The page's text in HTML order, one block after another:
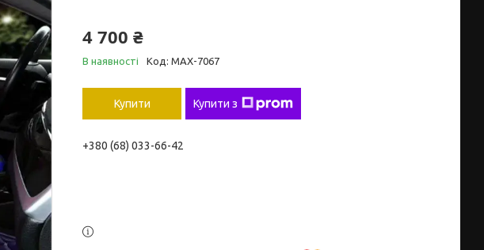
4 700 ₴
В наявності Код: MAX-7067
Купити Купити з
+380 (68) 033-66-42